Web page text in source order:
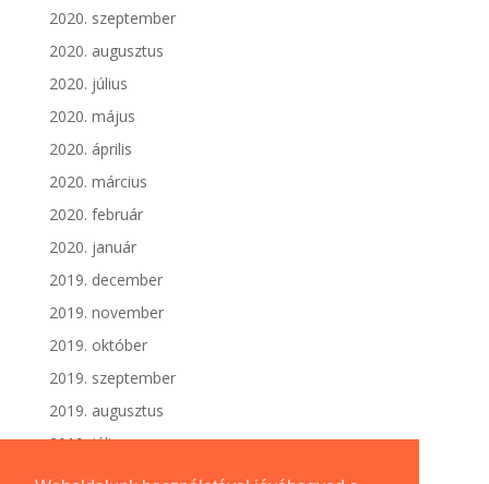
2020. szeptember
2020. augusztus
2020. július
2020. május
2020. április
2020. március
2020. február
2020. január
2019. december
2019. november
2019. október
2019. szeptember
2019. augusztus
2019. július
2019. június